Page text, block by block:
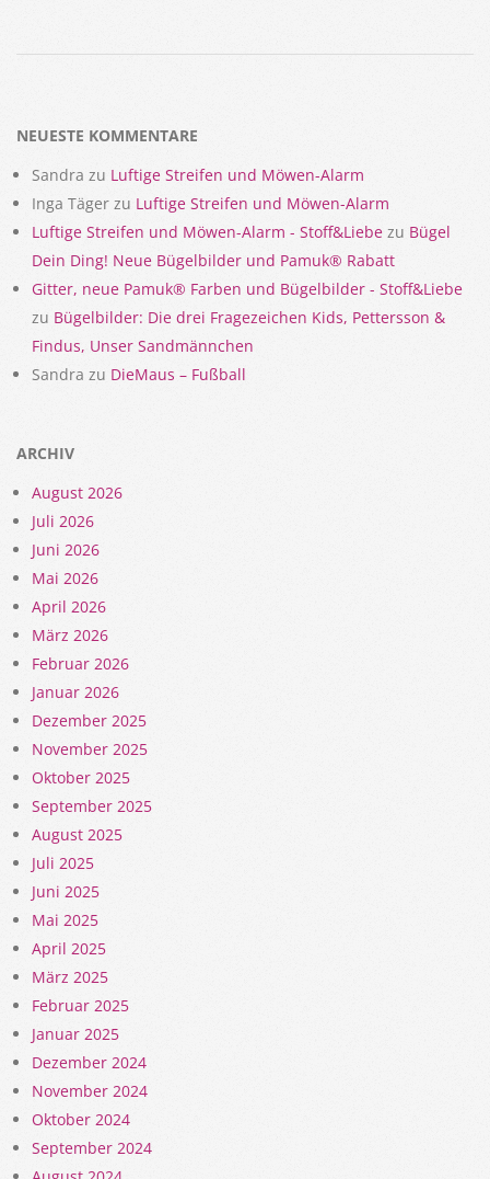
NEUESTE KOMMENTARE
Sandra zu Luftige Streifen und Möwen-Alarm
Inga Täger zu Luftige Streifen und Möwen-Alarm
Luftige Streifen und Möwen-Alarm - Stoff&Liebe zu Bügel
Dein Ding! Neue Bügelbilder und Pamuk® Rabatt
Gitter, neue Pamuk® Farben und Bügelbilder - Stoff&Liebe
zu Bügelbilder: Die drei Fragezeichen Kids, Pettersson &
Findus, Unser Sandmännchen
Sandra zu DieMaus – Fußball
ARCHIV
August 2026
Juli 2026
Juni 2026
Mai 2026
April 2026
März 2026
Februar 2026
Januar 2026
Dezember 2025
November 2025
Oktober 2025
September 2025
August 2025
Juli 2025
Juni 2025
Mai 2025
April 2025
März 2025
Februar 2025
Januar 2025
Dezember 2024
November 2024
Oktober 2024
September 2024